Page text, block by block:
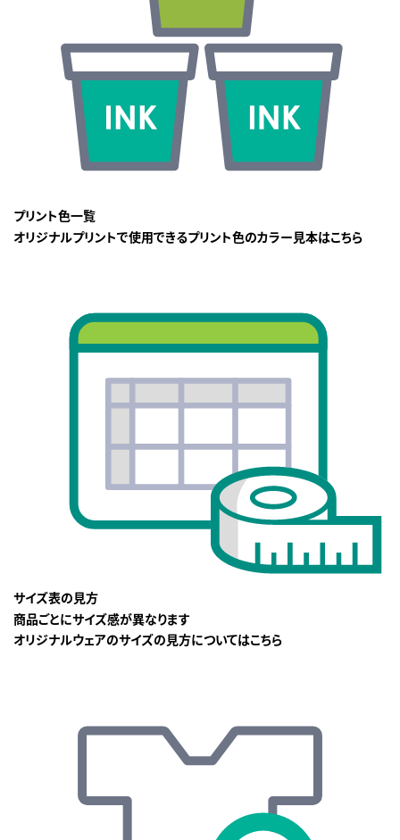
プリント色一覧
オリジナルプリントで使用できるプリント色のカラー見本はこちら
サイズ表の見方
商品ごとにサイズ感が異なります
オリジナルウェアのサイズの見方についてはこちら